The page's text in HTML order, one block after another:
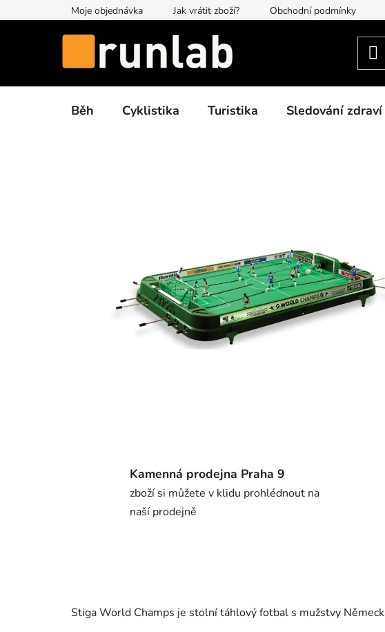
na
Moje objednávka Jak vrátit zboží? Obchodní podmínky
Běh Cyklistika Turistika Sledování zdraví
Kamenná prodejna Praha 9
zboží si můžete v klidu prohlédnout na
naší prodejně
Stiga World Champs je stolní táhlový fotbal s mužstvy